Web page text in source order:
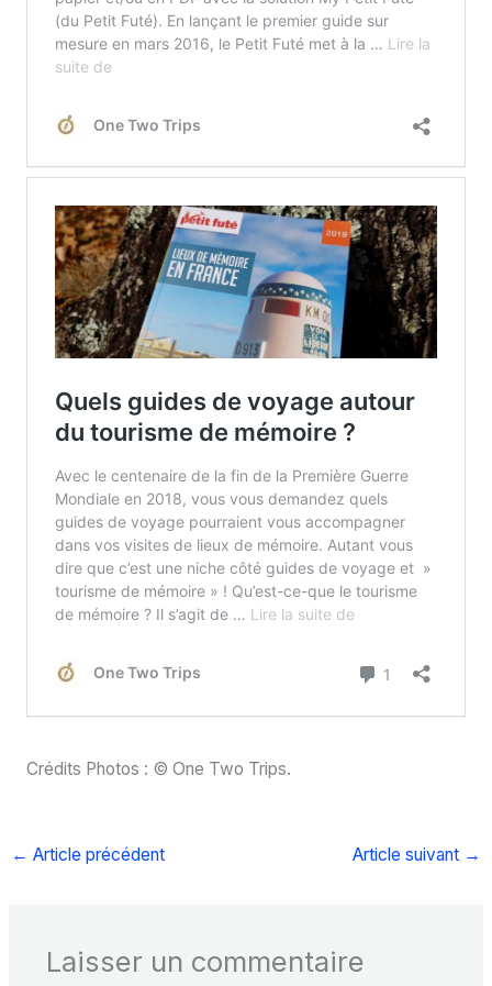
Crédits Photos : © One Two Trips.
← Article précédent Article suivant →
Laisser un commentaire